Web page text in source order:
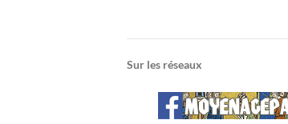
Sur les réseaux